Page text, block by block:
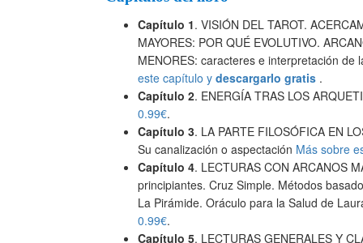
Capítulo 1. VISIÓN DEL TAROT.
MAYORES: POR QUÉ EVOLUTIVO.
MENORES: caracteres e interpretación
este capítulo y descargarlo gratis .
Capítulo 2. ENERGÍA TRAS LOS
0.99€.
Capítulo 3. LA PARTE FILOSÓFICA EN
Su canalización o aspectación Más sobre
Capítulo 4. LECTURAS CON ARCANOS
principiantes. Cruz Simple. Métodos
La Pirámide. Oráculo para la Salud de
0.99€.
Capítulo 5. LECTURAS GENERALES Y